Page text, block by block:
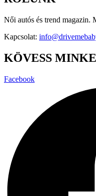
Női autós és trend magazin.
Kapcsolat:
KÖVESS
Facebook